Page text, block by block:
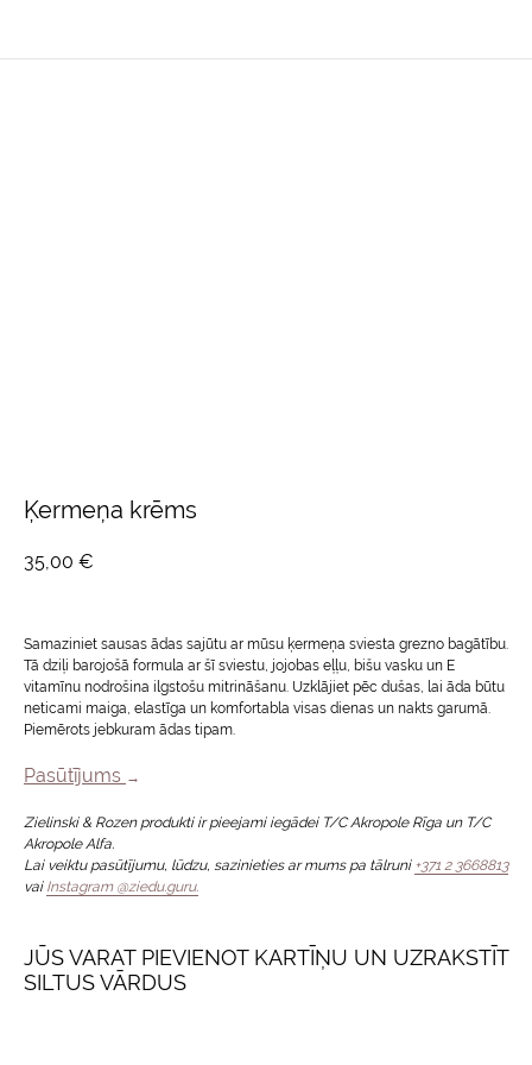
Ķermeņa krēms
35,00 €
Samaziniet sausas ādas sajūtu ar mūsu ķermeņa sviesta grezno bagātību.
Tā dziļi barojošā formula ar šī sviestu, jojobas eļļu, bišu vasku un E
vitamīnu nodrošina ilgstošu mitrināšanu. Uzklājiet pēc dušas, lai āda būtu
neticami maiga, elastīga un komfortabla visas dienas un nakts garumā.
Piemērots jebkuram ādas tipam.
Pasūtījums →
Zielinski & Rozen produkti ir pieejami iegādei T/C Akropole Rīga un T/C
Akropole Alfa.
Lai veiktu pasūtījumu, lūdzu, sazinieties ar mums pa tālruni +371 2 3668813
vai Instagram @ziedu.guru.
JŪS VARAT PIEVIENOT KARTĪŅU UN UZRAKSTĪT
SILTUS VĀRDUS